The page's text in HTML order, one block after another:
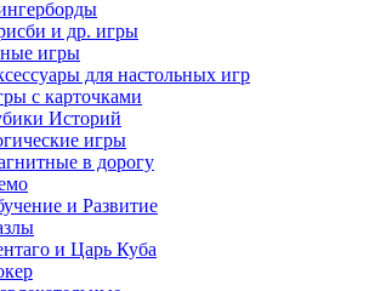
и др. игры
игры
для настольных игр
с карточками
Историй
игры
в дорогу
и Развитие
и Царь Куба